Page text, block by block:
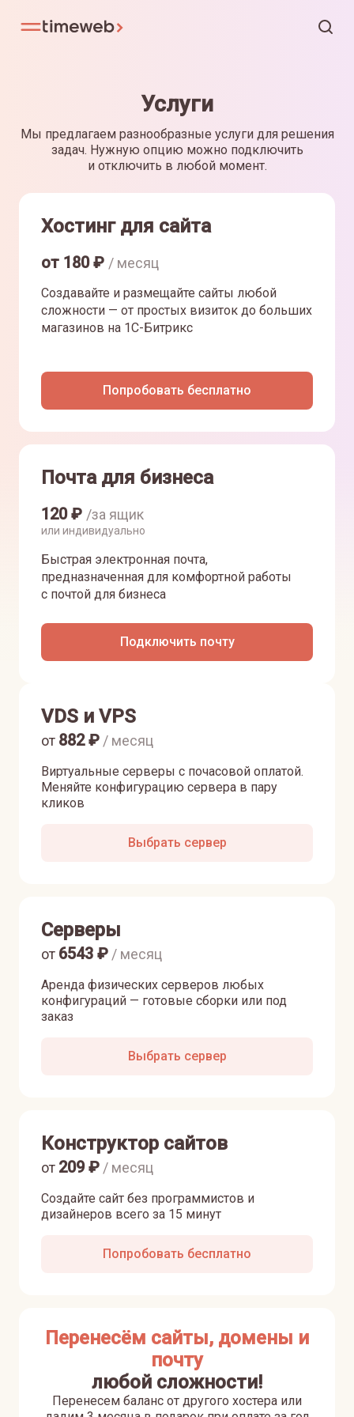
Услуги
Мы предлагаем разнообразные услуги для решения
задач. Нужную опцию можно подключить
и отключить в любой момент.
Хостинг для сайта
от 180₽ / месяц
Создавайте и размещайте сайты любой
сложности — от простых визиток до больших
магазинов на 1С-Битрикс
Попробовать бесплатно
Почта для бизнеса
120₽ /за ящик
или индивидуально
Быстрая электронная почта,
предназначенная для комфортной работы
с почтой для бизнеса
Подключить почту
VDS и VPS
Виртуальные серверы с почасовой оплатой.
Меняйте конфигурацию сервера в пару
кликов
от 882₽ / месяц
Выбрать сервер
Серверы
Аренда физических серверов любых
конфигураций — готовые сборки или под
заказ
от 6543 ₽ / месяц
Выбрать сервер
Конструктор сайтов
Создайте сайт без программистов и
дизайнеров всего за 15 минут
от 209₽ / месяц
Попробовать бесплатно
Перенесём сайты, домены и
почту
любой сложности!
Перенесем баланс от другого хостера или